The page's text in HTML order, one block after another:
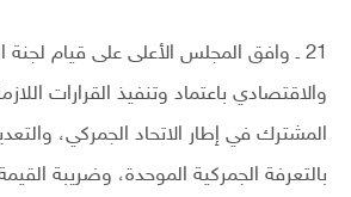
21 ـ وافق المجلس الأعلى على قيام لجنة
والاقتصادي باعتماد وتنفيذ القرارات
المشترك في إطار الاتحاد الجمركي،
بالتعرفة الجمركية الموحدة، وضريبة